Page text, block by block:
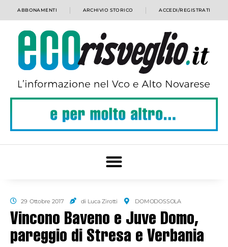
ABBONAMENTI ARCHIVIO STORICO ACCEDI/REGISTRATI
29 Ottobre 2017 di Luca Zirotti DOMODOSSOLA
Vincono Baveno e Juve Domo,
pareggio di Stresa e Verbania